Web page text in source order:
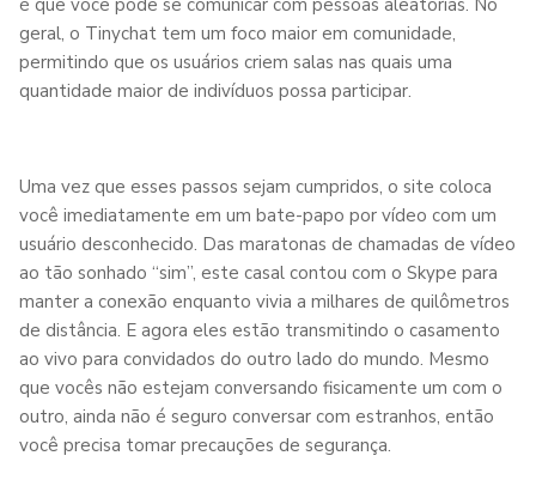
geral, o Tinychat tem um foco maior em comunidade,
permitindo que os usuários criem salas nas quais uma
quantidade maior de indivíduos possa participar.
Uma vez que esses passos sejam cumpridos, o site coloca
você imediatamente em um bate-papo por vídeo com um
usuário desconhecido. Das maratonas de chamadas de vídeo
ao tão sonhado “sim”, este casal contou com o Skype para
manter a conexão enquanto vivia a milhares de quilômetros
de distância. E agora eles estão transmitindo o casamento
ao vivo para convidados do outro lado do mundo. Mesmo
que vocês não estejam conversando fisicamente um com o
outro, ainda não é seguro conversar com estranhos, então
você precisa tomar precauções de segurança.